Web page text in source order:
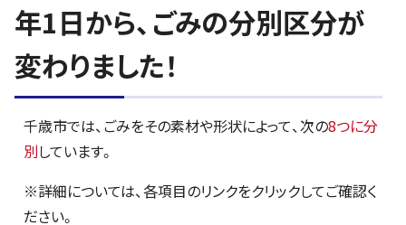
年1日から、ごみの分別区分が
変わりました！
千歳市では、ごみをその素材や形状によって、次の8つに分
別しています。
※詳細については、各項目のリンクをクリックしてご確認く
ださい。